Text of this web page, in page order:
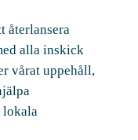
återlansera
alla inskick
vårat uppehåll,
lokala